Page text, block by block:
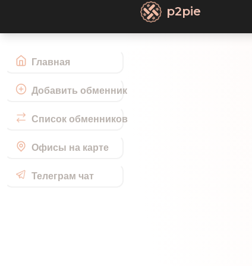
Главная
Добавить обменник
Список обменников
Офисы на карте
Телеграм чат
p2pie